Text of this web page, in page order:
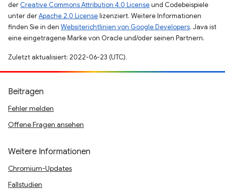
der Creative Commons Attribution 4.0 Licenseund Codebeispiele
unter derApache 2.0 Licenselizenziert. Weitere Informationen
finden Sie in den Websiterichtlinien von Google Developers. Java ist
eine eingetragene Marke von Oracle und/oder seinen Partnern.
Zuletzt aktualisiert: 2022-06-23 (UTC).
Beitragen
Fehler melden
Offene Fragen ansehen
Weitere Informationen
Chromium-Updates
Fallstudien